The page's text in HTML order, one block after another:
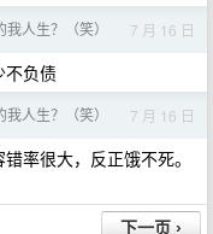
人生？（笑） 7 月 16 日
不负债
人生？（笑） 7 月 16 日
率很大，反正饿不死。